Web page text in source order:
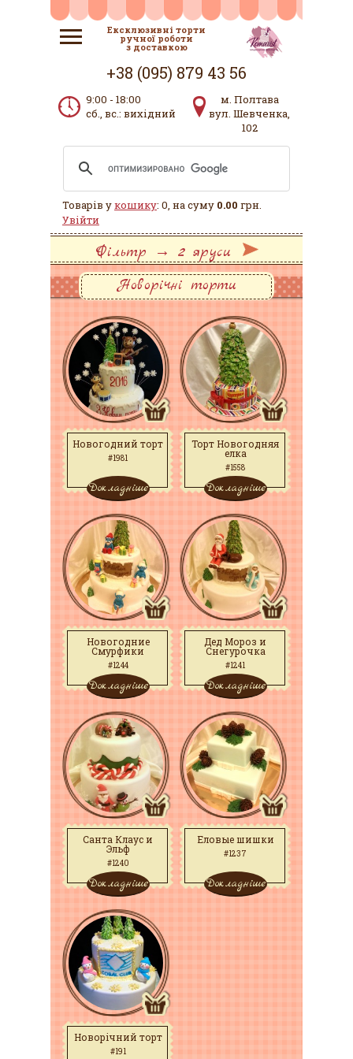
Ексклюзивні торти
ручної роботи
з доставкою
+38 (095) 879 43 56
9:00 - 18:00
сб., вс.: вихідний
м. Полтава
вул. Шевченка,
102
Товарів укошику: 0, на суму 0.00 грн.
Увійти
Фільтр → 2 яруси
Новорічні торти
Новогодний торт
#1981
Докладніше
Торт Новогодняя
елка
#1558
Докладніше
Новогодние
Смурфики
#1244
Докладніше
Дед Мороз и
Снегурочка
#1241
Докладніше
Санта Клаус и
Эльф
#1240
Докладніше
Еловые шишки
#1237
Докладніше
Новорічний торт
#191